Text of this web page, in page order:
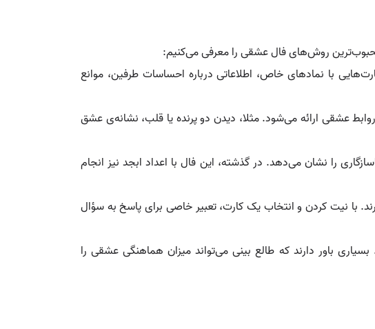
محبوب‌ترین روش‌های فال عشقی را معرفی می‌کنیم:
با نمادهای خاص، اطلاعاتی درباره احساسات طرفین، موانع
عشقی ارائه می‌شود. مثلا، دیدن دو پرنده یا قلب، نشانه‌ی عشق
را نشان می‌دهد. در گذشته، این فال با اعداد ابجد نیز انجام
نیت کردن و انتخاب یک کارت، تعبیر خاصی برای پاسخ به سؤال
باور دارند که طالع‌ بینی می‌تواند میزان هماهنگی عشقی را